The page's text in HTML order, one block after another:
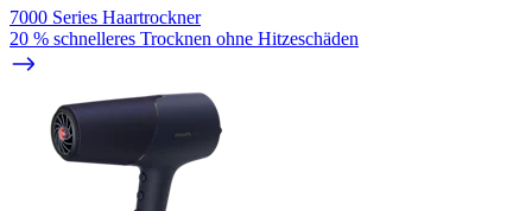
7000 Series Haartrockner
20 % schnelleres Trocknen ohne Hitzeschäden